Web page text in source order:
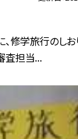
修学旅行のし
査担当...